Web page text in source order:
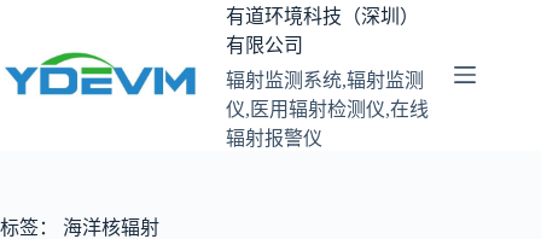
内
容
有道环境科技（深圳）
有限公司
辐射监测系统,辐射监测
仪,医用辐射检测仪,在线
辐射报警仪
标签： 海洋核辐射